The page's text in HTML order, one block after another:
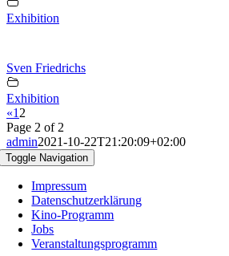
Exhibition
Sven Friedrichs
Exhibition
«1 2
Page 2 of 2
admin2021-10-22T21:20:09+02:00
Toggle Navigation
Impressum
Datenschutzerklärung
Kino-Programm
Jobs
Veranstaltungsprogramm